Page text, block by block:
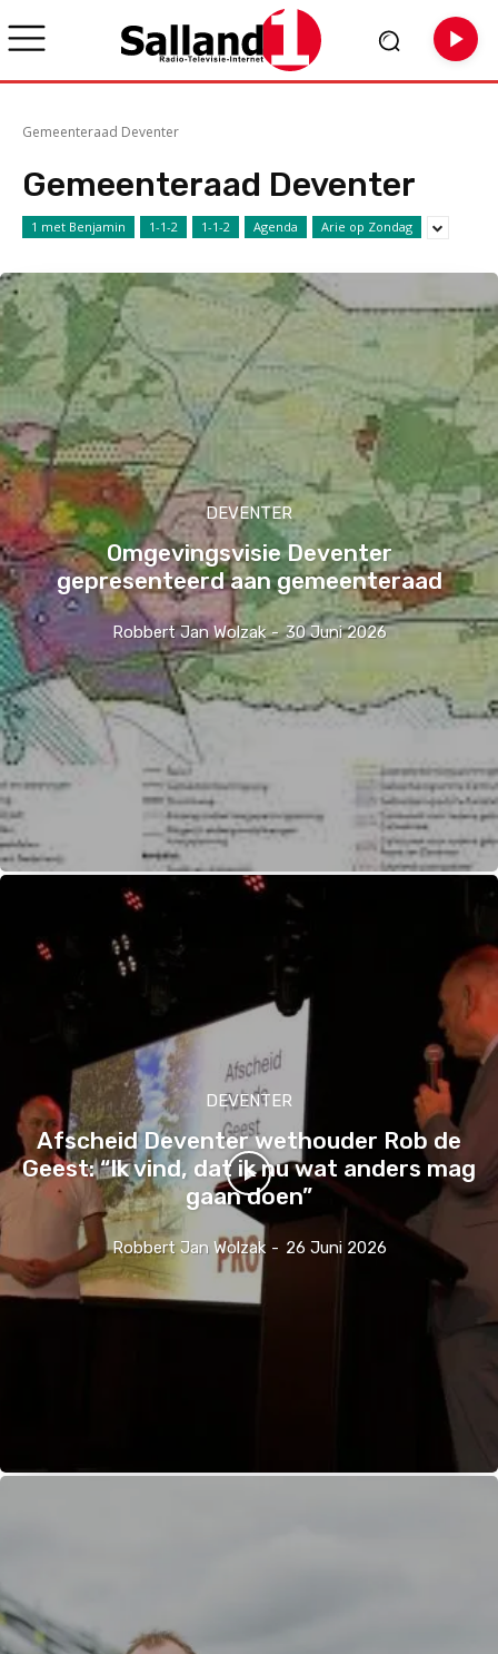
Gemeenteraad Deventer
Gemeenteraad Deventer
1 met Benjamin 1-1-2 1-1-2 Agenda Arie op Zondag
DEVENTER
Omgevingsvisie Deventer
gepresenteerd aan gemeenteraad
Robbert Jan Wolzak - 30 Juni 2026
DEVENTER
Afscheid Deventer wethouder Rob de
Geest: “Ik vind, dat ik nu wat anders mag
gaan doen”
Robbert Jan Wolzak - 26 Juni 2026